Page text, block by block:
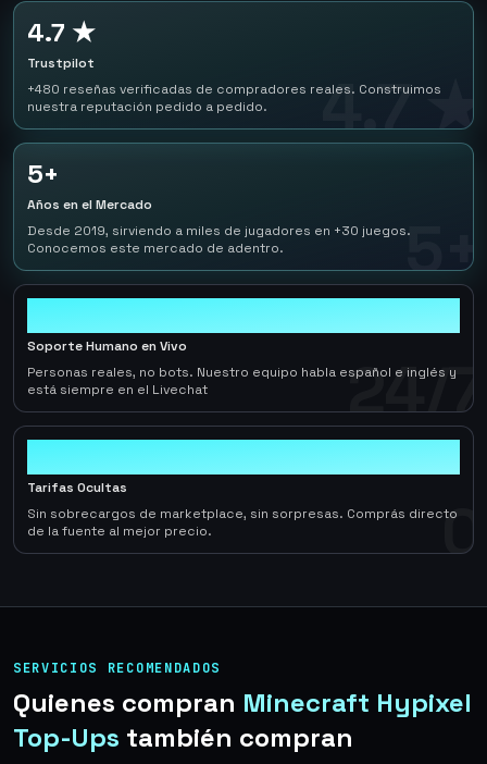
4.7 ★
4.7 ★
Trustpilot
+480 reseñas verificadas de compradores reales. Construimos
nuestra reputación pedido a pedido.
5+
5+
Años en el Mercado
Desde 2019, sirviendo a miles de jugadores en +30 juegos.
Conocemos este mercado de adentro.
24/7
Soporte Humano en Vivo
Personas reales, no bots. Nuestro equipo habla español e inglés y
está siempre en el Livechat
0
Tarifas Ocultas
Sin sobrecargos de marketplace, sin sorpresas. Comprás directo
de la fuente al mejor precio.
SERVICIOS RECOMENDADOS
Quienes compran Minecraft Hypixel
Top-Ups también compran